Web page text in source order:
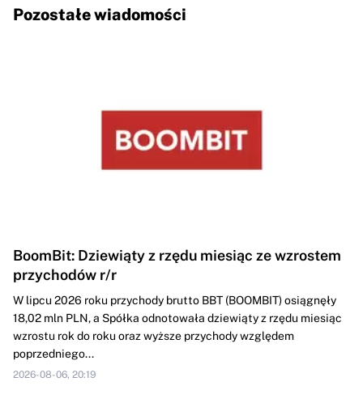
Pozostałe wiadomości
BoomBit: Dziewiąty z rzędu miesiąc ze wzrostem
przychodów r/r
W lipcu 2026 roku przychody brutto BBT (BOOMBIT) osiągnęły
18,02 mln PLN, a Spółka odnotowała dziewiąty z rzędu miesiąc
wzrostu rok do roku oraz wyższe przychody względem
poprzedniego...
2026-08-06, 20:19